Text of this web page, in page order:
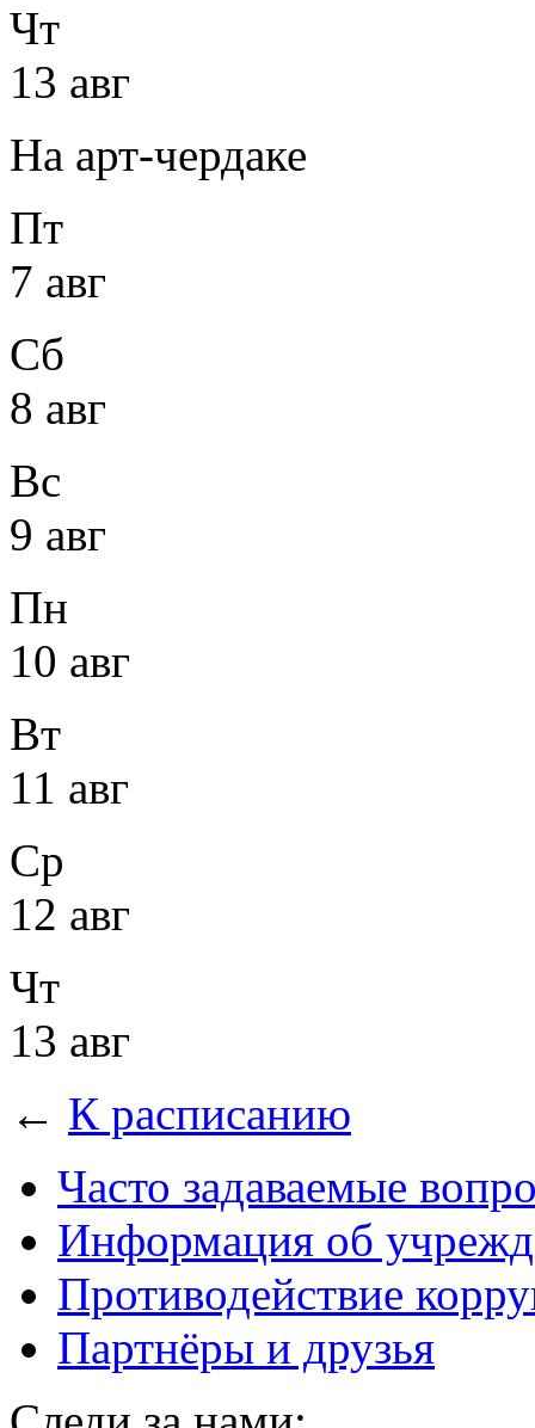
Чт
13 авг
На арт-чердаке
Пт
7 авг
Сб
8 авг
Вс
9 авг
Пн
10 авг
Вт
11 авг
Ср
12 авг
Чт
13 авг
← К расписанию
Часто задаваемые
Информация об
Противодействие
Партнёры и друзья